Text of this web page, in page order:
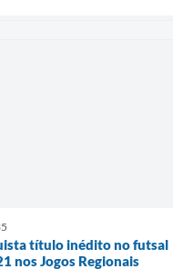
título inédito no futsal
nos Jogos Regionais